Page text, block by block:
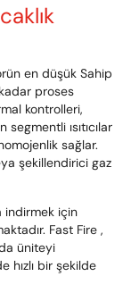
en düşük Sahip
proses
kontrolleri,
ısıtıcılar
sağlar.
şekillendirici gaz
indirmek için
Fast Fire ,
üniteyi
hızlı bir şekilde